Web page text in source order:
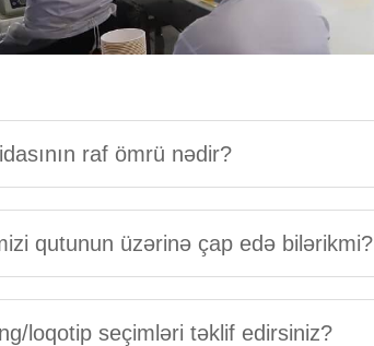
raf ömrü nədir?
qutunun üzərinə çap edə bilərikmi?
loqotip seçimləri təklif edirsiniz?